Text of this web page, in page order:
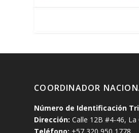
COORDINADOR
Número de Identificación
Dirección: Calle 12B #4-46,